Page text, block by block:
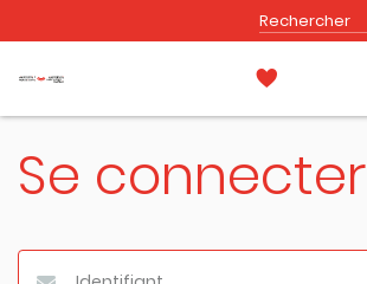
Se connecter